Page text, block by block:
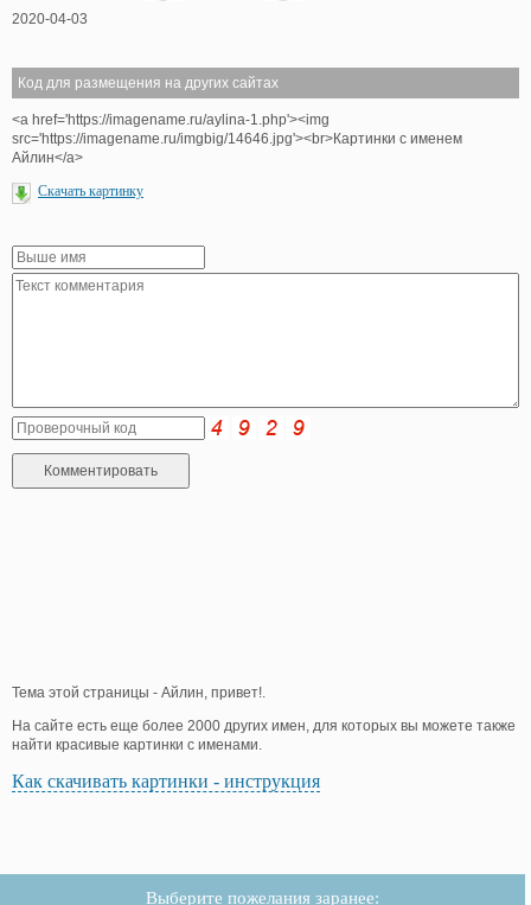
2020-04-03
Код для размещения на других сайтах
<a href='https://imagename.ru/aylina-1.php'><img
src='https://imagename.ru/imgbig/14646.jpg'><br>Картинки с именем
Айлин</a>
Скачать картинку
Тема этой страницы - Айлин, привет!.
На сайте есть еще более 2000 других имен, для которых вы можете также
найти красивые картинки с именами.
Как скачивать картинки - инструкция
Выберите пожелания заранее: